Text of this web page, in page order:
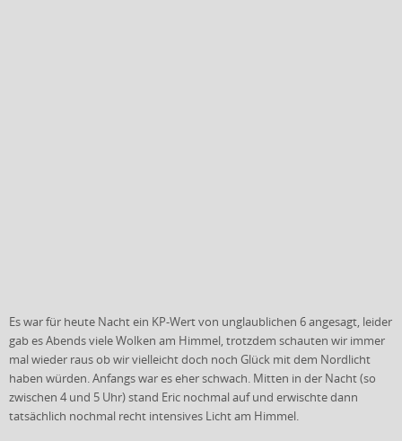
Es war für heute Nacht ein KP-Wert von unglaublichen 6 angesagt, leider
gab es Abends viele Wolken am Himmel, trotzdem schauten wir immer
mal wieder raus ob wir vielleicht doch noch Glück mit dem Nordlicht
haben würden. Anfangs war es eher schwach. Mitten in der Nacht (so
zwischen 4 und 5 Uhr) stand Eric nochmal auf und erwischte dann
tatsächlich nochmal recht intensives Licht am Himmel.